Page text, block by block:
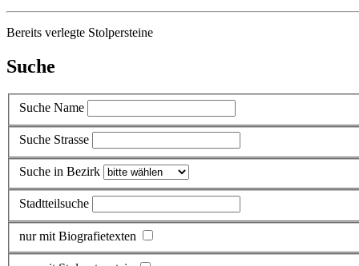
Bereits verlegte Stolpersteine
Suche
Suche Name
Suche Strasse
Suche in Bezirk
Stadtteilsuche
nur mit Biografietexten